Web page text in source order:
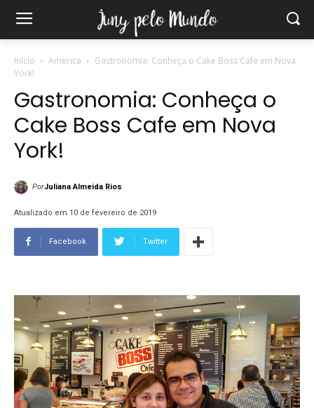
Início America
Gastronomia: Conheça o Cake Boss Cafe em Nova
York!
Gastronomia: Conheça o
Cake Boss Cafe em Nova
York!
PorJuliana Almeida Rios
Atualizado em 10 de fevereiro de 2019
Facebook Twitter